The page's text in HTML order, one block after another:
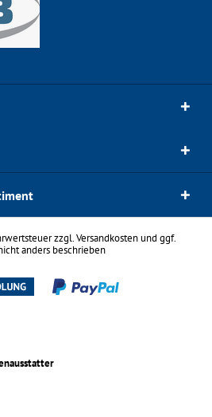
zzgl.Versandkostenund ggf.
anders beschrieben